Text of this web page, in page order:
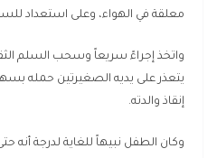
معلقة في الهواء، وعلى استعداد
واتخذ إجراءً سريعاً وسحب السلم
يتعذر على يديه الصغيرتين حمله
إنقاذ والدته.
وكان الطفل نبيهاً للغاية لدرجة